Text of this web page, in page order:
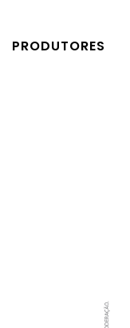
PRODUTORES